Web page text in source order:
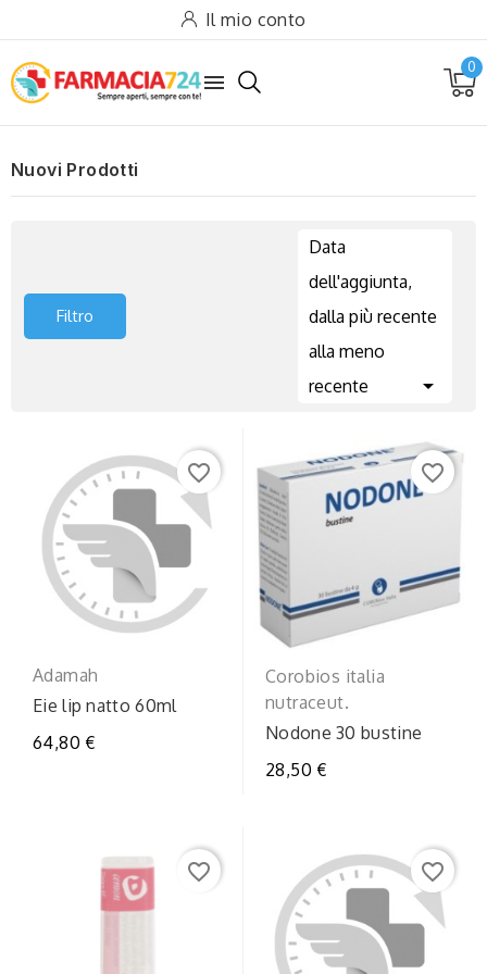
Il mio conto

0
Nuovi Prodotti
Filtro
Data
dell'aggiunta,
dalla più recente
alla meno
recente

favorite_border
Adamah
Eie lip natto 60ml
64,80 €
favorite_border
Corobios italia
nutraceut.
Nodone 30 bustine
28,50 €
favorite_border favorite_border